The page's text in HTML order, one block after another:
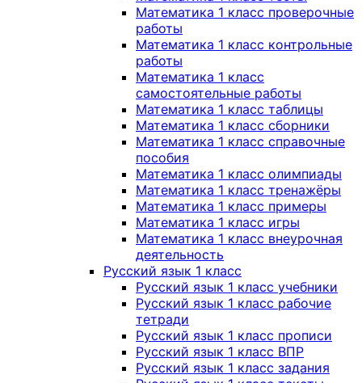
Математика 1 класс проверочные
работы
Математика 1 класс контрольные
работы
Математика 1 класс
самостоятельные работы
Математика 1 класс таблицы
Математика 1 класс сборники
Математика 1 класс справочные
пособия
Математика 1 класс олимпиады
Математика 1 класс тренажёры
Математика 1 класс примеры
Математика 1 класс игры
Математика 1 класс внеурочная
деятельность
Русский язык 1 класс
Русский язык 1 класс учебники
Русский язык 1 класс рабочие
тетради
Русский язык 1 класс прописи
Русский язык 1 класс ВПР
Русский язык 1 класс задания